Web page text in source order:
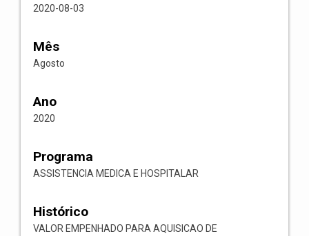
2020-08-03
Mês
Agosto
Ano
2020
Programa
ASSISTENCIA MEDICA E HOSPITALAR
Histórico
VALOR EMPENHADO PARA AQUISICAO DE